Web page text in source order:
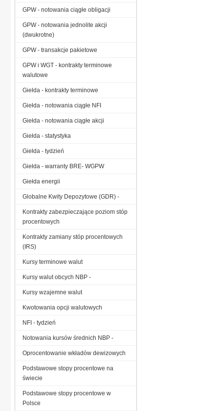
GPW - notowania ciągłe obligacji
GPW - notowania jednolite akcji
(dwukrotne)
GPW - transakcje pakietowe
GPW i WGT - kontrakty terminowe
walutowe
Giełda - kontrakty terminowe
Giełda - notowania ciągłe NFI
Giełda - notowania ciągłe akcji
Giełda - statystyka
Giełda - tydzień
Giełda - warranty BRE- WGPW
Giełda energii
Globalne Kwity Depozytowe (GDR) -
Kontrakty zabezpieczające poziom stóp
procentowych
Kontrakty zamiany stóp procentowych
(IRS)
Kursy terminowe walut
Kursy walut obcych NBP -
Kursy wzajemne walut
Kwotowania opcji walutowych
NFI - tydzień
Notowania kursów średnich NBP -
Oprocentowanie wkładów dewizowych
Podstawowe stopy procentowe na
świecie
Podstawowe stopy procentowe w
Polsce